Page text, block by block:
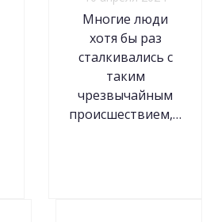
Многие люди
хотя бы раз
сталкивались с
таким
чрезвычайным
происшествием,…